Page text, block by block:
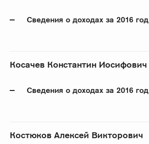
Сведения о доходах за 2016 год
Косачев Константин Иосифович
Сведения о доходах за 2016 год
Костюков Алексей Викторович